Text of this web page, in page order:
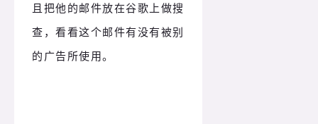
且把他的邮件放在谷歌上做搜
查，看看这个邮件有没有被别
的广告所使用。